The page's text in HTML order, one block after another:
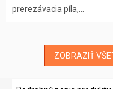
prerezávacia píla,...
ZOBRAZIŤ